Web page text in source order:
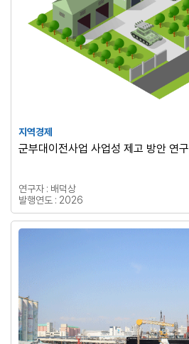
지역경제
군부대이전사업 사업성 제고 방안 연구
연구자 : 배덕상
발행연도 : 2026